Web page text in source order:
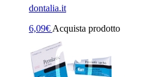
dontalia.it
6,09€ Acquista prodotto